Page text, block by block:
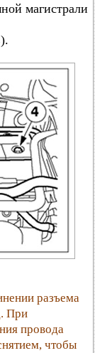
магистрали
разъема
При
провода
чтобы